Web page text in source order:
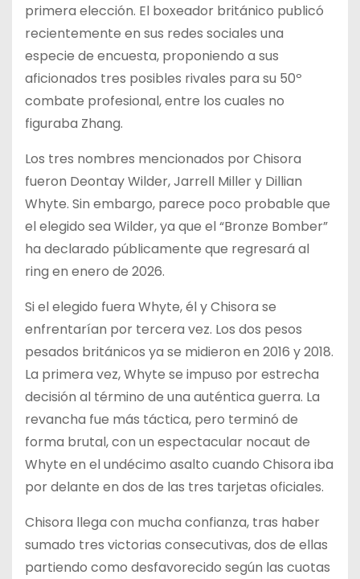
primera elección. El boxeador británico publicó
recientemente en sus redes sociales una
especie de encuesta, proponiendo a sus
aficionados tres posibles rivales para su 50º
combate profesional, entre los cuales no
figuraba Zhang.
Los tres nombres mencionados por Chisora
fueron Deontay Wilder, Jarrell Miller y Dillian
Whyte. Sin embargo, parece poco probable que
el elegido sea Wilder, ya que el “Bronze Bomber”
ha declarado públicamente que regresará al
ring en enero de 2026.
Si el elegido fuera Whyte, él y Chisora se
enfrentarían por tercera vez. Los dos pesos
pesados británicos ya se midieron en 2016 y 2018.
La primera vez, Whyte se impuso por estrecha
decisión al término de una auténtica guerra. La
revancha fue más táctica, pero terminó de
forma brutal, con un espectacular nocaut de
Whyte en el undécimo asalto cuando Chisora iba
por delante en dos de las tres tarjetas oficiales.
Chisora llega con mucha confianza, tras haber
sumado tres victorias consecutivas, dos de ellas
partiendo como desfavorecido según las cuotas